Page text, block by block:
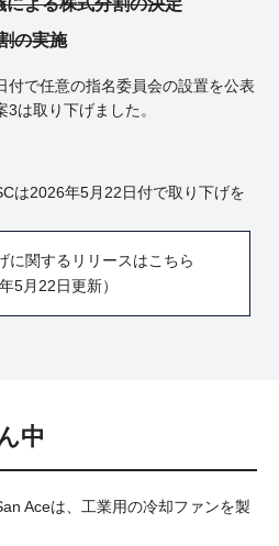
の実施
で任意の指名委員会の設置を公表
は取り下げました。
は2026年5月22日付で取り下げを
に関するリリースはこちら
5月22日更新）
中
Aceは、工業用の冷却ファンを製